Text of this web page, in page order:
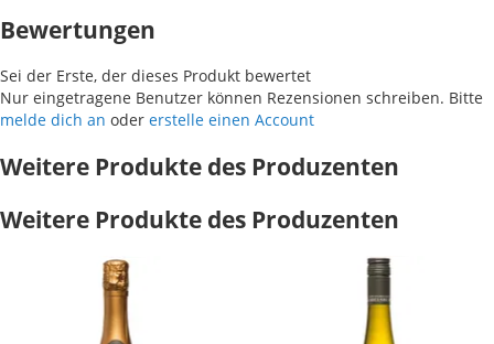
Bewertungen
Sei der Erste, der dieses Produkt bewertet
Nur eingetragene Benutzer können Rezensionen schreiben. Bitte
melde dich an oder erstelle einen Account
Weitere Produkte des Produzenten
Weitere Produkte des Produzenten